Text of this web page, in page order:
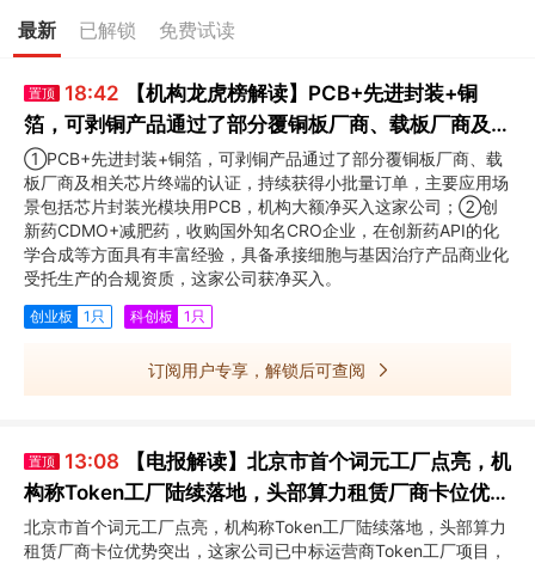
最新 已解锁 免费试读
置顶 18:42
【机构龙虎榜解读】PCB+先进封装+铜
箔，可剥铜产品通过了部分覆铜板厂商、载板厂商及相
关芯片终端的认证，持续获得小批量订单，主要应用场
景包括芯片封装光模块用PCB，机构大额净买入这家
公司
①PCB+先进封装+铜箔，可剥铜产品通过了部分覆铜板厂商、载
板厂商及相关芯片终端的认证，持续获得小批量订单，主要应用场
景包括芯片封装光模块用PCB，机构大额净买入这家公司；②创
新药CDMO+减肥药，收购国外知名CRO企业，在创新药API的化
学合成等方面具有丰富经验，具备承接细胞与基因治疗产品商业化
受托生产的合规资质，这家公司获净买入。
创业板 1只 科创板 1只
订阅用户专享，解锁后可查阅
置顶 13:08
【电报解读】北京市首个词元工厂点亮，机
构称Token工厂陆续落地，头部算力租赁厂商卡位优势
突出，这家公司已中标运营商Token工厂项目
北京市首个词元工厂点亮，机构称Token工厂陆续落地，头部算力
租赁厂商卡位优势突出，这家公司已中标运营商Token工厂项目，